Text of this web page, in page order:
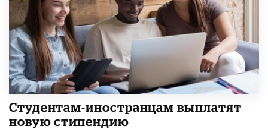
Студентам-иностранцам выплатят
новую стипендию